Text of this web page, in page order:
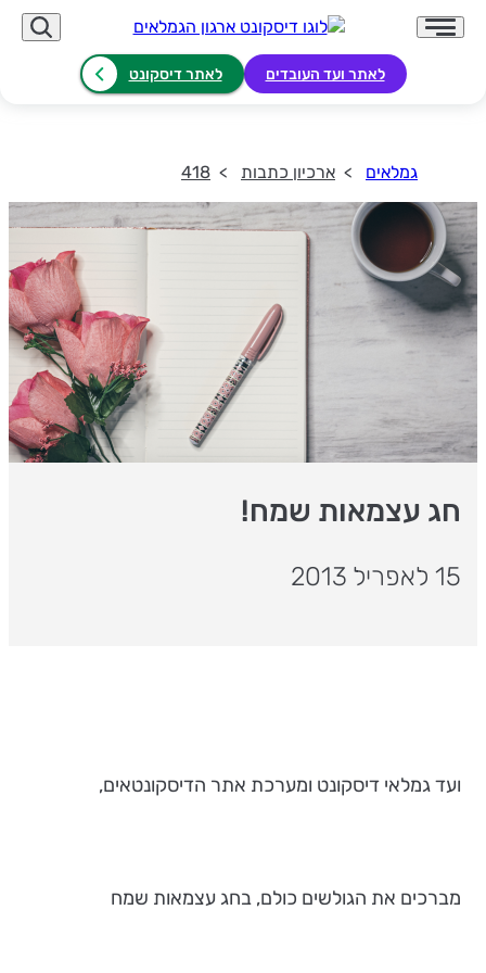
לאתר ועד העובדים לאתר דיסקונט
גמלאים ארכיון כתבות 418
חג עצמאות שמח!
15 לאפריל 2013
ועד גמלאי דיסקונט ומערכת אתר הדיסקונטאים,
מברכים את הגולשים כולם, בחג עצמאות שמח